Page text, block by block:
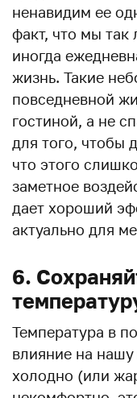
ненавидим ее
факт, что мы так
иногда
жизнь. Такие
повседневной
гостиной, а не
для того, чтобы
что этого
заметное
дает хороший
актуально для
6.
Температура в
влияние на
холодно (или